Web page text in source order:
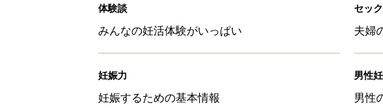
体験談
みんなの妊活体験がいっぱい
セッ
夫婦
妊娠力
妊娠するための基本情報
男性
男性